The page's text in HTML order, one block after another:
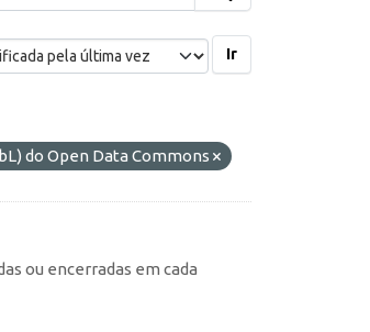
Ir
do Open Data Commons
ou encerradas em cada